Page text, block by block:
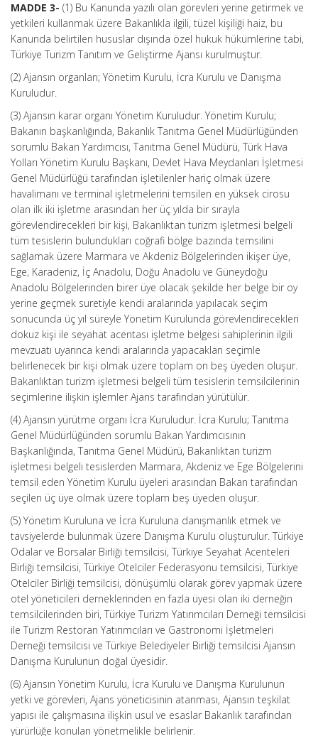
MADDE 3- (1) Bu Kanunda yazılı olan görevleri yerine getirmek ve
yetkileri kullanmak üzere Bakanlıkla ilgili, tüzel kişiliği haiz, bu
Kanunda belirtilen hususlar dışında özel hukuk hükümlerine tabi,
Türkiye Turizm Tanıtım ve Geliştirme Ajansı kurulmuştur.
(2) Ajansın organları; Yönetim Kurulu, İcra Kurulu ve Danışma
Kuruludur.
(3) Ajansın karar organı Yönetim Kuruludur. Yönetim Kurulu;
Bakanın başkanlığında, Bakanlık Tanıtma Genel Müdürlüğünden
sorumlu Bakan Yardımcısı, Tanıtma Genel Müdürü, Türk Hava
Yolları Yönetim Kurulu Başkanı, Devlet Hava Meydanları İşletmesi
Genel Müdürlüğü tarafından işletilenler hariç olmak üzere
havalimanı ve terminal işletmelerini temsilen en yüksek cirosu
olan ilk iki işletme arasından her üç yılda bir sırayla
görevlendirecekleri bir kişi, Bakanlıktan turizm işletmesi belgeli
tüm tesislerin bulundukları coğrafi bölge bazında temsilini
sağlamak üzere Marmara ve Akdeniz Bölgelerinden ikişer üye,
Ege, Karadeniz, İç Anadolu, Doğu Anadolu ve Güneydoğu
Anadolu Bölgelerinden birer üye olacak şekilde her belge bir oy
yerine geçmek suretiyle kendi aralarında yapılacak seçim
sonucunda üç yıl süreyle Yönetim Kurulunda görevlendirecekleri
dokuz kişi ile seyahat acentası işletme belgesi sahiplerinin ilgili
mevzuatı uyarınca kendi aralarında yapacakları seçimle
belirlenecek bir kişi olmak üzere toplam on beş üyeden oluşur.
Bakanlıktan turizm işletmesi belgeli tüm tesislerin temsilcilerinin
seçimlerine ilişkin işlemler Ajans tarafından yürütülür.
(4) Ajansın yürütme organı İcra Kuruludur. İcra Kurulu; Tanıtma
Genel Müdürlüğünden sorumlu Bakan Yardımcısının
Başkanlığında, Tanıtma Genel Müdürü, Bakanlıktan turizm
işletmesi belgeli tesislerden Marmara, Akdeniz ve Ege Bölgelerini
temsil eden Yönetim Kurulu üyeleri arasından Bakan tarafından
seçilen üç üye olmak üzere toplam beş üyeden oluşur.
(5) Yönetim Kuruluna ve İcra Kuruluna danışmanlık etmek ve
tavsiyelerde bulunmak üzere Danışma Kurulu oluşturulur. Türkiye
Odalar ve Borsalar Birliği temsilcisi, Türkiye Seyahat Acenteleri
Birliği temsilcisi, Türkiye Otelciler Federasyonu temsilcisi, Türkiye
Otelciler Birliği temsilcisi, dönüşümlü olarak görev yapmak üzere
otel yöneticileri derneklerinden en fazla üyesi olan iki derneğin
temsilcilerinden biri, Türkiye Turizm Yatırımcıları Derneği temsilcisi
ile Turizm Restoran Yatırımcıları ve Gastronomi İşletmeleri
Derneği temsilcisi ve Türkiye Belediyeler Birliği temsilcisi Ajansın
Danışma Kurulunun doğal üyesidir.
(6) Ajansın Yönetim Kurulu, İcra Kurulu ve Danışma Kurulunun
yetki ve görevleri, Ajans yöneticisinin atanması, Ajansın teşkilat
yapısı ile çalışmasına ilişkin usul ve esaslar Bakanlık tarafından
yürürlüğe konulan yönetmelikle belirlenir.